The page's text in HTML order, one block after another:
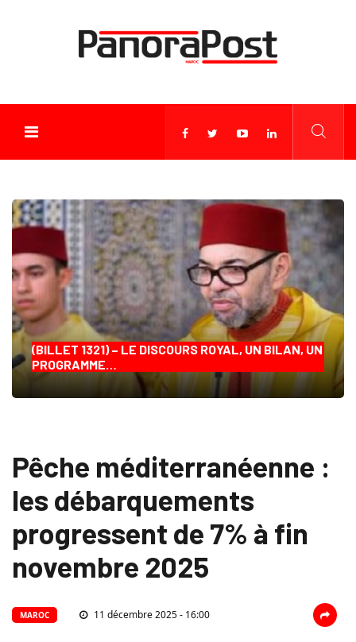
(BILLET 1321) – LE DISCOURS ROYAL, UN BILAN, UN
PROGRAMME…
Pêche méditerranéenne :
les débarquements
progressent de 7% à fin
novembre 2025
MAROC 11 décembre 2025 - 16:00